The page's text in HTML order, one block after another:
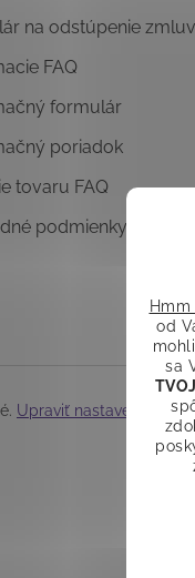
od
sa
na odstúpenie
FAQ
formulár
poriadok
tovaru FAQ
podmienky
Upraviť nastavenie